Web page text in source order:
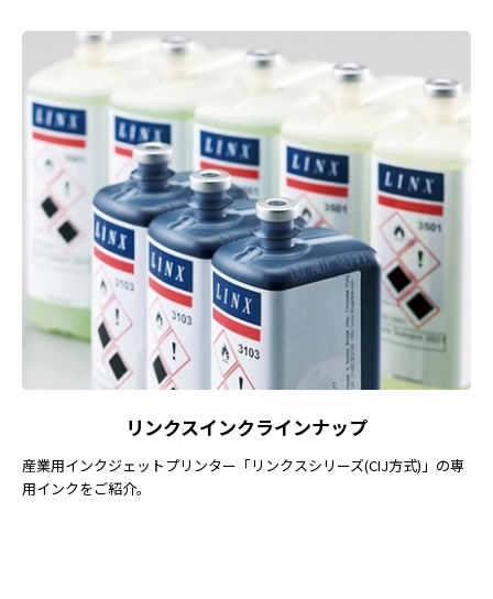
リンクスインクラインナップ
産業用インクジェットプリンター「リンクスシリーズ(CIJ方式)」の専
用インクをご紹介。